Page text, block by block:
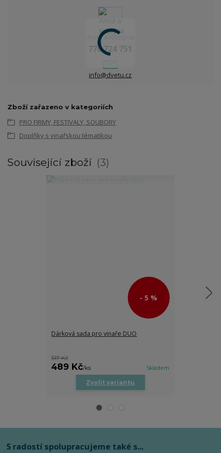
Anna a Kristýna
776 724 751
info@dvetu.cz
Zboží zařazeno v kategoriích
PRO FIRMY, FESTIVALY, SOUBORY
Doplňky s vinařskou tématikou
Související zboží 3
- 5 %
Dárková sada pro vinaře DUO
517 Kč
489 Kč/ks Skladem
Zvolit variantu
S radostí spolupracujeme také s...